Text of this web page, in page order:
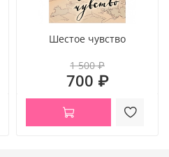
Шестое чувство
1 500 ₽
700 ₽